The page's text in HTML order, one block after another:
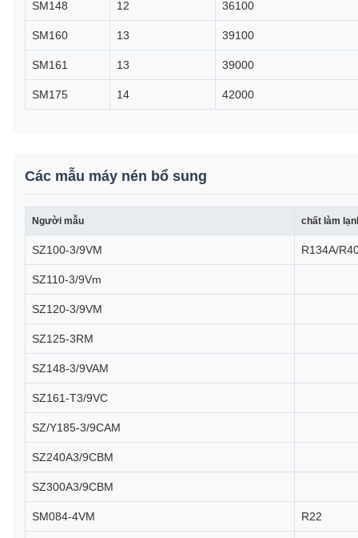
SM148 12 36100
SM160 13 39100
SM161 13 39000
SM175 14 42000
Các mẫu máy nén bổ sung
Người mẫu chất làm
SZ100-3/9VM R134A/
SZ110-3/9Vm
SZ120-3/9VM
SZ125-3RM
SZ148-3/9VAM
SZ161-T3/9VC
SZ/Y185-3/9CAM
SZ240A3/9CBM
SZ300A3/9CBM
SM084-4VM R22